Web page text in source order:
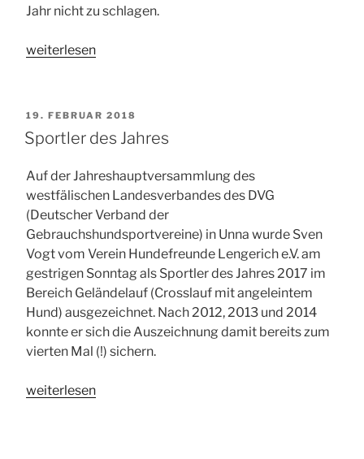
Jahr nicht zu schlagen.
„Zwei
mit
„Polly““
weiterlesen
VERÖFFENTLICHT
AM
19. FEBRUAR 2018
Sportler des Jahres
Auf der Jahreshauptversammlung des
westfälischen Landesverbandes des DVG
(Deutscher Verband der
Gebrauchshundsportvereine) in Unna wurde Sven
Vogt vom Verein Hundefreunde Lengerich e.V. am
gestrigen Sonntag als Sportler des Jahres 2017 im
Bereich Geländelauf (Crosslauf mit angeleintem
Hund) ausgezeichnet. Nach 2012, 2013 und 2014
konnte er sich die Auszeichnung damit bereits zum
vierten Mal (!) sichern.
„Sportler
weiterlesen